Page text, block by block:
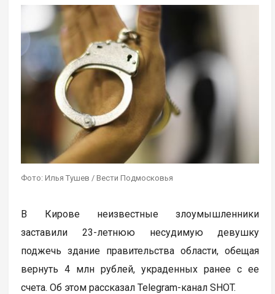
Фото: Илья Тушев / Вести Подмосковья
В Кирове неизвестные злоумышленники
заставили 23-летнюю несудимую девушку
поджечь здание правительства области, обещая
вернуть 4 млн рублей, украденных ранее с ее
счета. Об этом рассказал Telegram-канал SHOT.